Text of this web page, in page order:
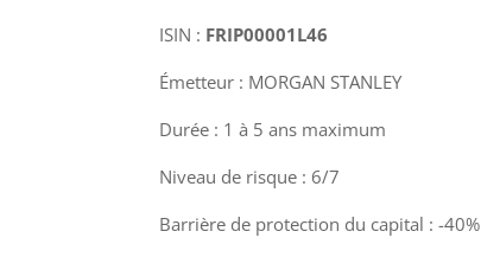
ISIN : FRIP00001L46
Émetteur : MORGAN STANLEY
Durée : 1 à 5 ans maximum
Niveau de risque : 6/7
Barrière de protection du capital : -40%